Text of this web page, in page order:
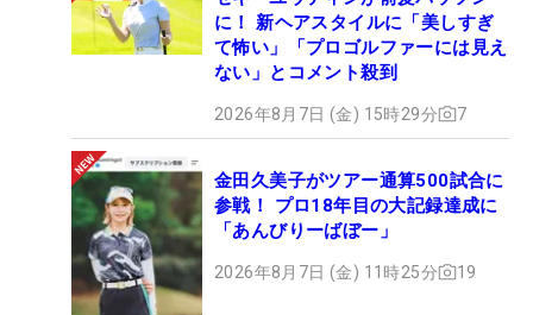
に！ 新ヘアスタイルに「美しすぎ
て怖い」「プロゴルファーには見え
ない」とコメント殺到
2026年8月7日 (金) 15時29分 7
金田久美子がツアー通算500試合に
参戦！ プロ18年目の大記録達成に
「あんびりーばぼー」
2026年8月7日 (金) 11時25分 19